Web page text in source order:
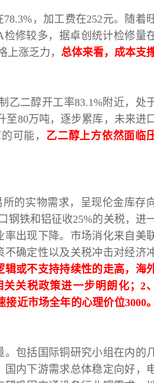
，加工费在252元。随着
修较多，据卓创统计检修量
涨乏力， 总体来看，成本支
乙二醇开工率83.1%附近，处
80万吨，逐步累库，未来进
可能， 乙二醇上方依然面临
的实物需求，呈现伦金库存
钢铁和铝征收25%的关税，进
出现下降。市场消化来自美
确定性以及关税冲击对经济
或不支持持续性的走高，海
关关税政策进一步明朗化；2、
近市场全年的心理价位3000。
包括国际铜研究小组在内的
国内下游需求总体稳定向好，